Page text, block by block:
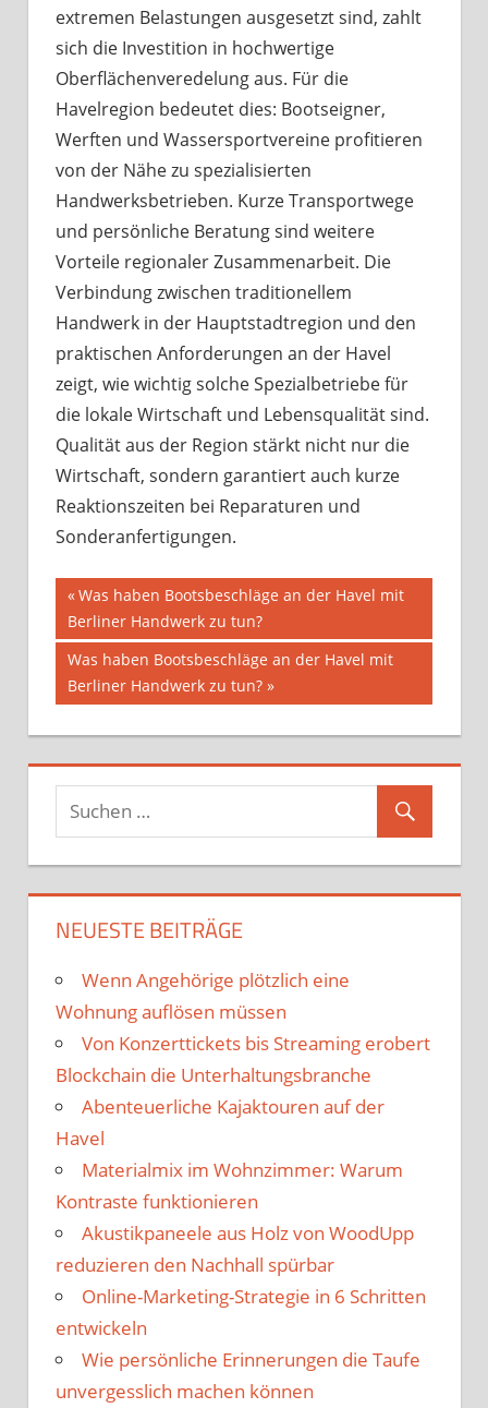
extremen Belastungen ausgesetzt sind, zahlt
sich die Investition in hochwertige
Oberflächenveredelung aus. Für die
Havelregion bedeutet dies: Bootseigner,
Werften und Wassersportvereine profitieren
von der Nähe zu spezialisierten
Handwerksbetrieben. Kurze Transportwege
und persönliche Beratung sind weitere
Vorteile regionaler Zusammenarbeit. Die
Verbindung zwischen traditionellem
Handwerk in der Hauptstadtregion und den
praktischen Anforderungen an der Havel
zeigt, wie wichtig solche Spezialbetriebe für
die lokale Wirtschaft und Lebensqualität sind.
Qualität aus der Region stärkt nicht nur die
Wirtschaft, sondern garantiert auch kurze
Reaktionszeiten bei Reparaturen und
Sonderanfertigungen.
Beitragsnavigation
Vorheriger
Beitrag:
Was haben Bootsbeschläge an der Havel mit
Berliner Handwerk zu tun?
Nächster
Beitrag:
Was haben Bootsbeschläge an der Havel mit
Berliner Handwerk zu tun?
NEUESTE BEITRÄGE
Wenn Angehörige plötzlich eine
Wohnung auflösen müssen
Von Konzerttickets bis Streaming erobert
Blockchain die Unterhaltungsbranche
Abenteuerliche Kajaktouren auf der
Havel
Materialmix im Wohnzimmer: Warum
Kontraste funktionieren
Akustikpaneele aus Holz von WoodUpp
reduzieren den Nachhall spürbar
Online-Marketing-Strategie in 6 Schritten
entwickeln
Wie persönliche Erinnerungen die Taufe
unvergesslich machen können